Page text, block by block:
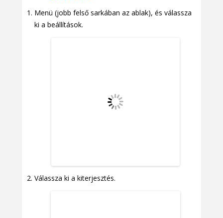
Menü (jobb felső sarkában az ablak), és válassza
ki a beállítások.
Válassza ki a kiterjesztés.